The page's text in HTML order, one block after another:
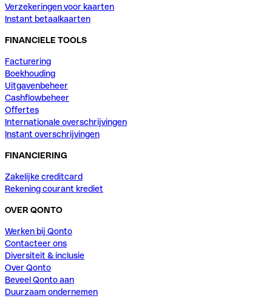
Verzekeringen voor kaarten
Instant betaalkaarten
FINANCIELE TOOLS
Facturering
Boekhouding
Uitgavenbeheer
Cashflowbeheer
Offertes
Internationale overschrijvingen
Instant overschrijvingen
FINANCIERING
Zakelijke creditcard
Rekening courant krediet
OVER QONTO
Werken bij Qonto
Contacteer ons
Diversiteit & inclusie
Over Qonto
Beveel Qonto aan
Duurzaam ondernemen